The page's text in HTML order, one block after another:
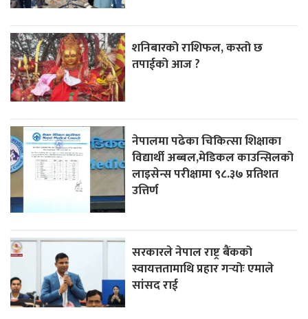
शनिबारको राशिफल, कस्तो छ
तपाईको आज ?
नेपालमा पढेका चिकित्सा शिक्षाका
विद्यार्थी अब्बल,मेडिकल काउन्सिलको
लाइसेन्स परीक्षामा ९८.३७ प्रतिशत
उत्तिर्ण
सरकारले नेपाल राष्ट्र बैंकको
स्वायत्ततामाथि प्रहार गर्‍योः एमाले
सांसद राई